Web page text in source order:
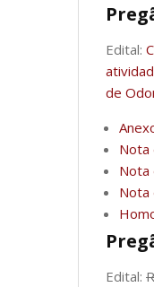
Edital:
de
Nota
Nota
Nota
Edital: